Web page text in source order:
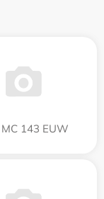
MC 143 EUW